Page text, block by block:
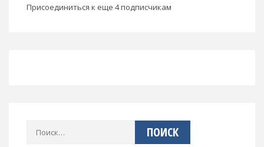
Присоединиться к еще 4 подписчикам
Найти: